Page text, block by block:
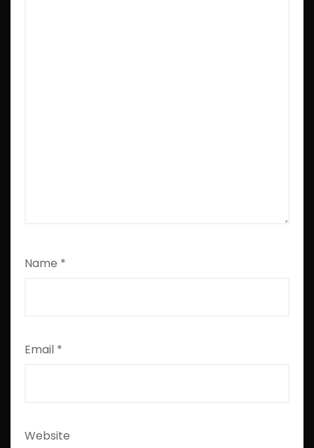
Name *
Email *
Website